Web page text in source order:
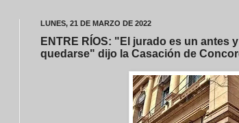
LUNES, 21 DE MARZO DE 2022
ENTRE RÍOS: "El jurado es un antes
quedarse" dijo la Casación de